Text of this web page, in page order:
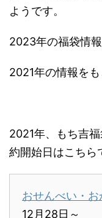
ようです。
2023年の福袋情
2021年の情報をも
2021年、もち吉
約開始日はこちら
おせんべい・
12月28日～